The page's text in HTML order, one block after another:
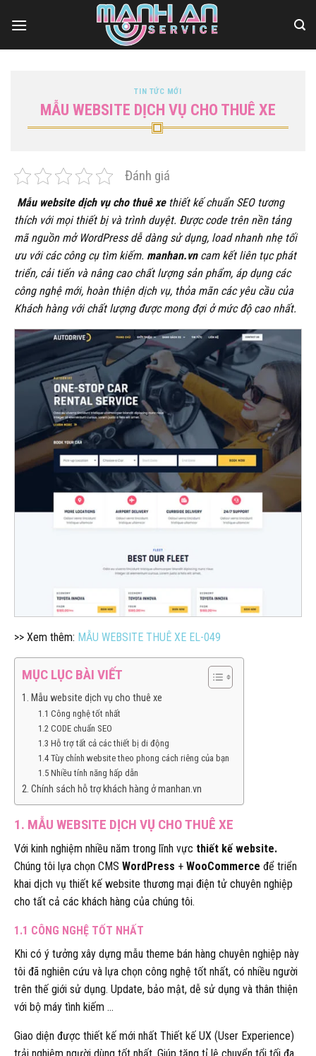
qua
TIN TỨC MỚI
MẪU WEBSITE DỊCH VỤ CHO THUÊ XE
Đánh giá
Mẫu website dịch vụ cho thuê xethiết kế chuẩn SEO tương
thích với mọi thiết bị và trình duyệt. Được code trên nền tảng
mã nguồn mở WordPress dễ dàng sử dụng, load nhanh nhẹ tối
ưu với các công cụ tìm kiếm. manhan.vncam kết liên tục phát
triển, cải tiến và nâng cao chất lượng sản phẩm, áp dụng các
công nghệ mới, hoàn thiện dịch vụ, thỏa mãn các yêu cầu của
Khách hàng với chất lượng được mong đợi ở mức độ cao nhất.
>> Xem thêm: MẪU WEBSITE THUÊ XE EL-049
MỤC LỤC BÀI VIẾT
1. Mẫu website dịch vụ cho thuê xe
1.1 Công nghệ tốt nhất
1.2 CODE chuẩn SEO
1.3 Hỗ trợ tất cả các thiết bị di động
1.4 Tùy chỉnh website theo phong cách riêng của bạn
1.5 Nhiều tính năng hấp dẫn
2. Chính sách hỗ trợ khách hàng ở manhan.vn
1. MẪU WEBSITE DỊCH VỤ CHO THUÊ XE
Với kinh nghiệm nhiều năm trong lĩnh vực thiết kế website.
Chúng tôi lựa chọn CMS WordPress + WooCommerce để triển
khai dịch vụ thiết kế website thương mại điện tử chuyên nghiệp
cho tất cả các khách hàng của chúng tôi.
1.1 CÔNG NGHỆ TỐT NHẤT
Khi có ý tưởng xây dựng mẫu theme bán hàng chuyên nghiệp này
tôi đã nghiên cứu và lựa chọn công nghệ tốt nhất, có nhiều người
trên thế giới sử dụng. Update, bảo mật, dễ sử dụng và thân thiện
với bộ máy tình kiếm …
Giao diện được thiết kế mới nhất Thiết kế UX (User Experience)